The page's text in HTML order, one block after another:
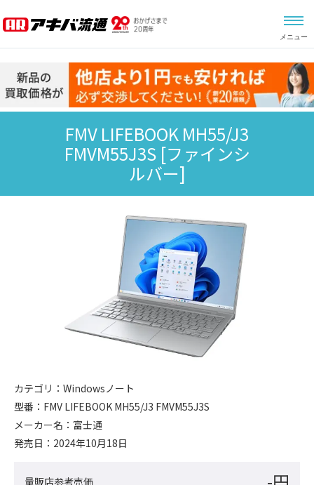
メニュー
FMV LIFEBOOK MH55/J3
FMVM55J3S [ファインシ
ルバー]
カテゴリ： Windowsノート
型番： FMV LIFEBOOK MH55/J3 FMVM55J3S
メーカー名： 富士通
発売日： 2024年10月18日
量販店参考売価